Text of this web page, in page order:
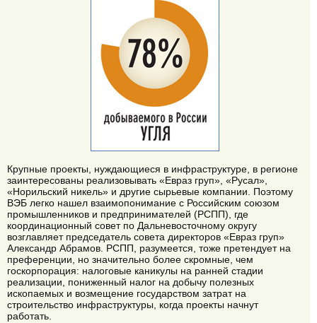
Крупные проекты, нуждающиеся в инфраструктуре, в регионе
заинтересованы реализовывать «Евраз груп», «Русал»,
«Норильский никель» и другие сырьевые компании. Поэтому
ВЭБ легко нашел взаимопонимание с Российским союзом
промышленников и предпринимателей (РСПП), где
координационный совет по Дальневосточному округу
возглавляет председатель совета директоров «Евраз груп»
Александр Абрамов. РСПП, разумеется, тоже претендует на
преференции, но значительно более скромные, чем
госкорпорация: налоговые каникулы на ранней стадии
реализации, пониженный налог на добычу полезных
ископаемых и возмещение государством затрат на
строительство инфраструктуры, когда проекты начнут
работать.